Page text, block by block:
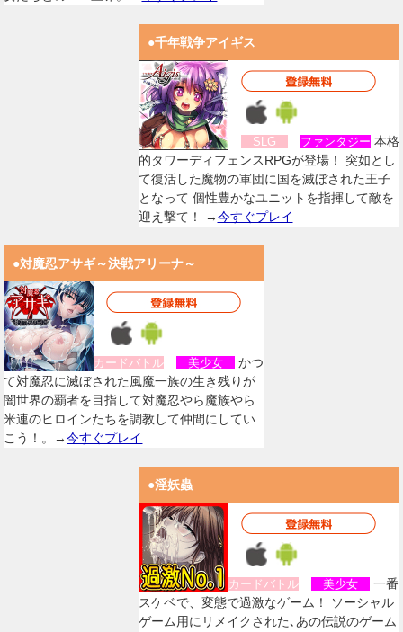
●千年戦争アイギス
SLG ファンタジー 本格
的タワーディフェンスRPGが登場！ 突如とし
て復活した魔物の軍団に国を滅ぼされた王子
となって 個性豊かなユニットを指揮して敵を
迎え撃て！ →今すぐプレイ
●対魔忍アサギ～決戦アリーナ～
カードバトル 美少女
かつ
て対魔忍に滅ぼされた風魔一族の生き残りが
闇世界の覇者を目指して対魔忍やら魔族やら
米連のヒロインたちを調教して仲間にしてい
こう！。→今すぐプレイ
●淫妖蟲
カードバトル 美少女
一番
スケベで、変態で過激なゲーム！ ソーシャル
ゲーム用にリメイクされた､あの伝説のゲーム